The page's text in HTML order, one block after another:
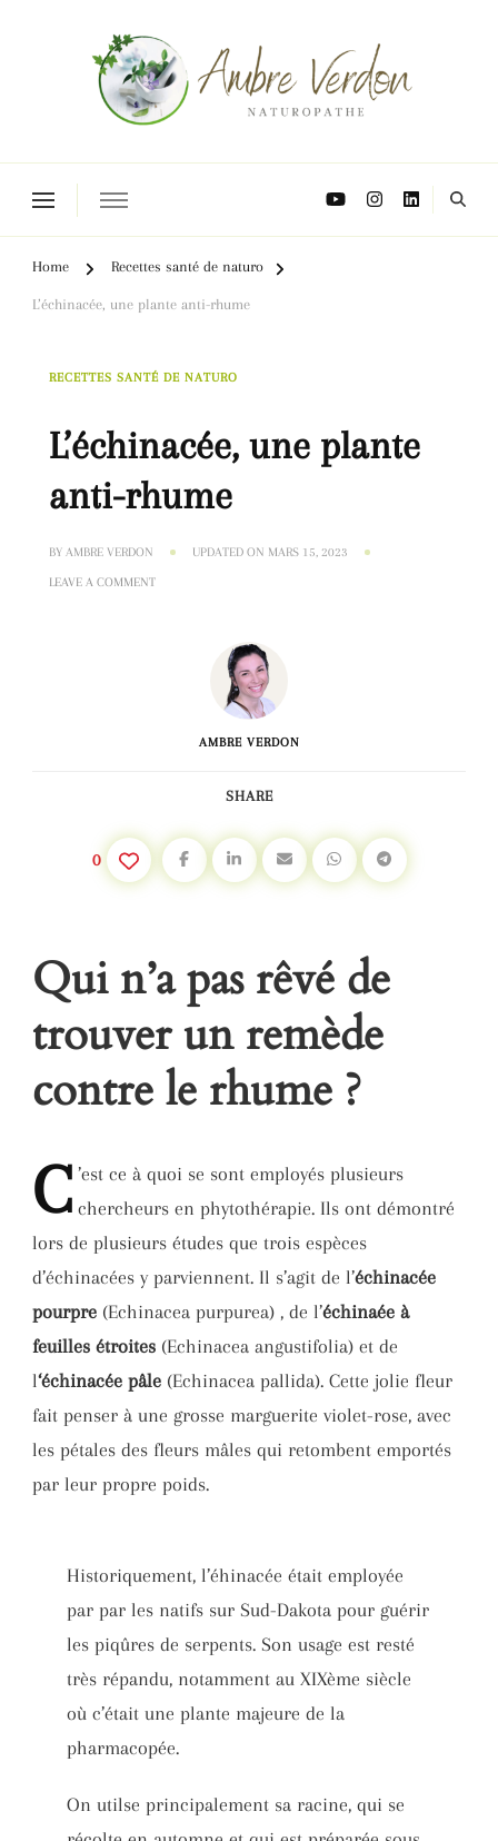
Home Recettes santé de naturo
L’échinacée, une plante anti-rhume
RECETTES SANTÉ DE NATURO
L’échinacée, une plante
anti-rhume
BY AMBRE VERDON UPDATED ON MARS 15, 2023
LEAVE A COMMENTON
AMBRE VERDON
SHARE
0
Qui n’a pas rêvé de
trouver un remède
contre le rhume ?
C ’est ce à quoi se sont employés plusieurs
chercheurs en phytothérapie. Ils ont démontré
lors de plusieurs études que trois espèces
d’échinacées y parviennent. Il s’agit de l’échinacée
pourpre (Echinacea purpurea) , de l’échinaée à
feuilles étroites (Echinacea angustifolia) et de
l‘échinacée pâle (Echinacea pallida). Cette jolie fleur
fait penser à une grosse marguerite violet-rose, avec
les pétales des fleurs mâles qui retombent emportés
par leur propre poids.
Historiquement, l’éhinacée était employée
par par les natifs sur Sud-Dakota pour guérir
les piqûres de serpents. Son usage est resté
très répandu, notamment au XIXème siècle
où c’était une plante majeure de la
pharmacopée.
On utilse principalement sa racine, qui se